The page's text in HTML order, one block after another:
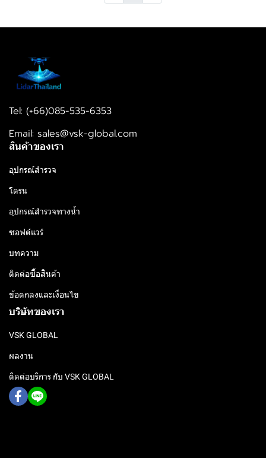
Tel: (+66)085-535-6353
Email: sales@vsk-global.com​​
สินค้าของเรา
อุปกรณ์สำรวจ
โดรน
อุปกรณ์สำรวจทางน้ำ
ซอฟต์แวร์
บทความ
ติดต่อซื้อสินค้า
ข้อตกลงและเงื่อนไข
บริษัทของเรา
VSK GLOBAL
ผลงาน
ติดต่อบริการ กับ VSK GLOBAL